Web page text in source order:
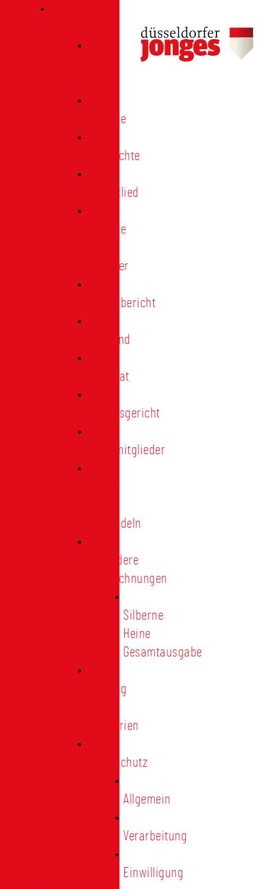
Termine
Geschichte
Heimatlied
Freunde
Förderer
Jahresbericht
Vorstand
Ehrenrat
Schiedsgericht
Ehrenmitglieder
Treunadeln
Besondere
Auszeichnungen
Silberne
Heine
Gesamtausgabe
Satzung
Regularien
Datenschutz
Allgemein
Verarbeitung
Einwilligung